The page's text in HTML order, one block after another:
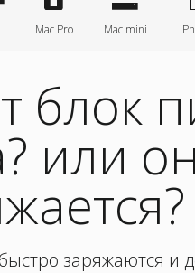
Mac Pro Mac mini
блок
или
заряжаются и